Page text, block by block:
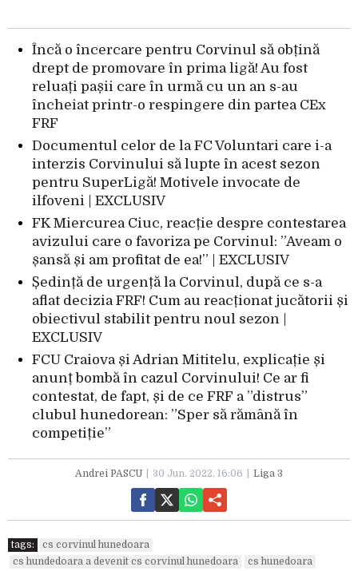
Încă o încercare pentru Corvinul să obțină
drept de promovare în prima ligă! Au fost
reluați pașii care în urmă cu un an s-au
încheiat printr-o respingere din partea CEx
FRF
Documentul celor de la FC Voluntari care i-a
interzis Corvinului să lupte în acest sezon
pentru SuperLigă! Motivele invocate de
ilfoveni | EXCLUSIV
FK Miercurea Ciuc, reacție despre contestarea
avizului care o favoriza pe Corvinul: ”Aveam o
șansă și am profitat de ea!” | EXCLUSIV
Ședință de urgență la Corvinul, după ce s-a
aflat decizia FRF! Cum au reacționat jucătorii și
obiectivul stabilit pentru noul sezon |
EXCLUSIV
FCU Craiova și Adrian Mititelu, explicație și
anunț bombă în cazul Corvinului! Ce ar fi
contestat, de fapt, și de ce FRF a ”distrus”
clubul hunedorean: ”Sper să rămână în
competiție”
Andrei PASCU 30 Jun. 2022, 16:06 Liga 3
tags:
cs corvinul hunedoara
cs hundedoara a devenit cs corvinul hunedoara
cs hunedoara